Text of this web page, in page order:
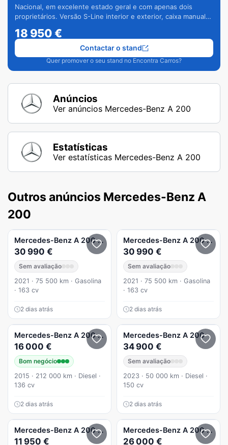
Nacional, em excelente estado geral e com apenas dois
proprietários. Versão S-Line interior e exterior, caixa manual
18 950€
Quer promover o seu stand no Encontra Carros?
Contactar o stand
Anúncios
Ver anúncios Mercedes-Benz A 200
Estatísticas
Ver estatísticas Mercedes-Benz A 200
Outros anúncios Mercedes-Benz A
200
Mercedes-Benz A 200 AMG Line Aut.
30 990 €
Sem avaliação
2021 · 75 500 km · Gasolina
· 163 cv
2 dias atrás
Mercedes-Benz A 200 AMG
30 990 €
Sem avaliação
2021 · 75 500 km · Gasolina
· 163 cv
2 dias atrás
Mercedes-Benz A 200 CDI BE AMG Line Aut.
16 000 €
Bom negócio
2015 · 212 000 km · Diesel ·
136 cv
2 dias atrás
Mercedes-Benz A 200
34 900 €
Sem avaliação
2023 · 50 000 km · Diesel ·
150 cv
2 dias atrás
Mercedes-Benz A 200 cdi cx automática
11 950 €
Mercedes-Benz A 200 d
26 000 €